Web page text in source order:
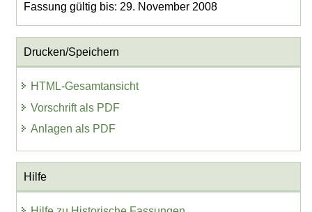
Fassung gültig bis: 29. November 2008
Drucken/Speichern
HTML-Gesamtansicht
Vorschrift als PDF
Anlagen als PDF
Hilfe